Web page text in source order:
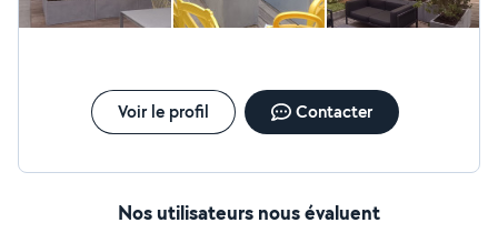
Voir le profil Contacter
Nos utilisateurs nous évaluent